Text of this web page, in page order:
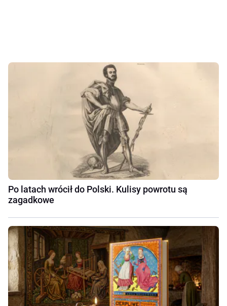
Po latach wrócił do Polski. Kulisy powrotu są
zagadkowe